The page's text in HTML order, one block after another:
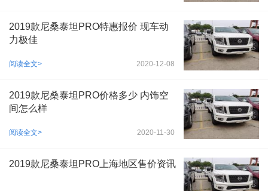
2019款尼桑泰坦PRO特惠报价 现车动
力极佳
2020-12-08
阅读全文>
2019款尼桑泰坦PRO价格多少 内饰空
间怎么样
2020-11-30
阅读全文>
2019款尼桑泰坦PRO上海地区售价资讯